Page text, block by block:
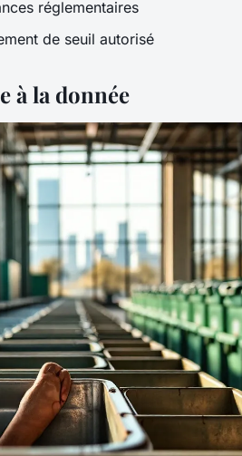
réglementaires
de seuil autorisé
à la donnée